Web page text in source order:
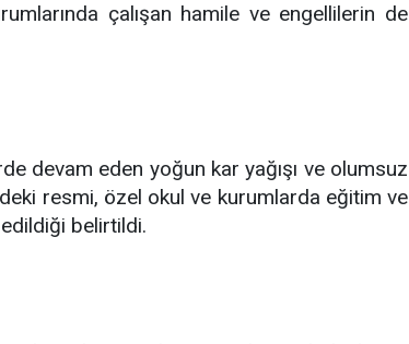
çalışan hamile ve engellilerin de
devam eden yoğun kar yağışı ve olumsuz
resmi, özel okul ve kurumlarda eğitim ve
belirtildi.